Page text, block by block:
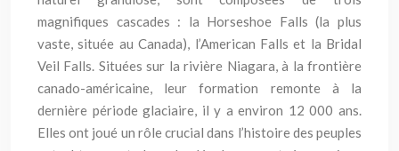
magnifiques cascades : la Horseshoe Falls (la plus
vaste, située au Canada), l’American Falls et la Bridal
Veil Falls. Situées sur la rivière Niagara, à la frontière
canado-américaine, leur formation remonte à la
dernière période glaciaire, il y a environ 12 000 ans.
Elles ont joué un rôle crucial dans l’histoire des peuples